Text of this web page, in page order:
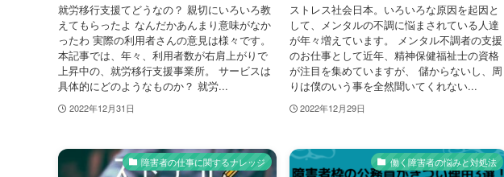
就労移行支援てどうなの？ 親切にいろいろ教
えてもらったよ なんだかあんまり意味がなか
ったわ 実際の利用者さんの意見は様々です。
本記事では、年々、利用者数が右肩上がりで
上昇中の、就労移行支援事業所。 サービスは
具体的にどのようなものか？ 就労...
2022年12月31日
ストレス社会日本。いろいろな原因を起因と
して、メンタルの不調に悩まされている人達
が年々増えています。 メンタル不調者の支援
のお仕事として近年、精神保健福祉士の資格
が注目を集めていますが、 儲からないし、周
りは僕のいう事を全然聞いてくれない...
2022年12月29日
障害者の仕事に関するナレッジ 働く障害者の悩みと対処法